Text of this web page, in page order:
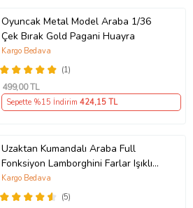
Oyuncak Metal Model Araba 1/36
Çek Bırak Gold Pagani Huayra
(1)
Kargo Bedava
499,00 TL
Sepette %15 İndirim 424,15 TL
Uzaktan Kumandalı Araba Full
Fonksiyon Lamborghini Farlar Işıklı
20 Cm Hediye Oyuncak (Kırmızı)
(5)
Kargo Bedava